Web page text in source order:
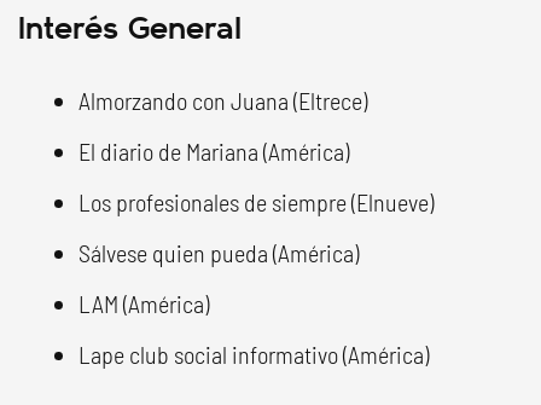
Interés General
Almorzando con Juana (Eltrece)
El diario de Mariana (América)
Los profesionales de siempre (Elnueve)
Sálvese quien pueda (América)
LAM (América)
Lape club social informativo (América)